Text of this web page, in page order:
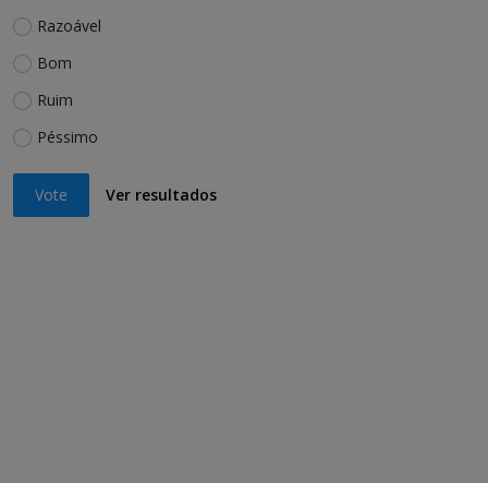
Razoável
Bom
Ruim
Péssimo
Vote Ver resultados